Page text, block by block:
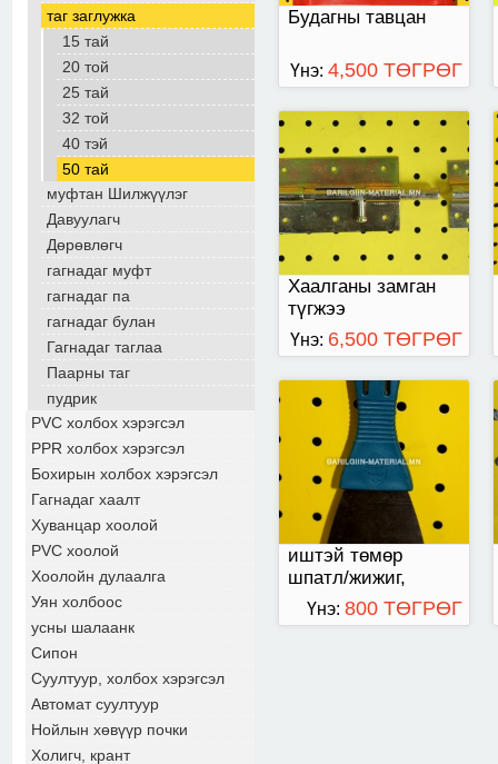
таг заглужка
15 тай
20 той
25 тай
32 той
40 тэй
50 тай
муфтан Шилжүүлэг
Давуулагч
Дөрөвлөгч
гагнадаг муфт
гагнадаг па
гагнадаг булан
Гагнадаг таглаа
Паарны таг
пудрик
PVC холбох хэрэгсэл
PPR холбох хэрэгсэл
Бохирын холбох хэрэгсэл
Гагнадаг хаалт
Хуванцар хоолой
PVC хоолой
Хоолойн дулаалга
Уян холбоос
усны шалаанк
Сипон
Суултуур, холбох хэрэгсэл
Автомат суултуур
Нойлын хөвүүр почки
Холигч, крант
Будагны тавцан
Үнэ: 4,500 ТӨГРӨГ
Хаалганы замган
түгжээ
Үнэ: 6,500 ТӨГРӨГ
иштэй төмөр
шпатл/жижиг,
нарийн/
иштэй төмөр шпатл/
жижиг, нарийн/
Үнэ: 800 ТӨГРӨГ